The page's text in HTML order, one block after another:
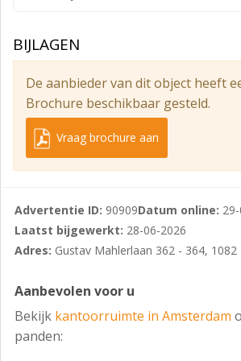
vermeerderen met btw.
Huurtermijn
Minimaal zes (6) jaar huurtermijn.
Duurzaamheid
Het gebouw beschikt over een
UNStudio is onder meer voorzien
- Royale entree met een vrije hoogte
en kelder;
- Stramienmaat van 1,80 m;
BIJLAGEN
De aanbieder van dit object heeft
Brochure beschikbaar gesteld.
Vraag brochure aan
Advertentie ID: 90909Datum online:
Laatst bijgewerkt: 28-06-2026
Adres: Gustav Mahlerlaan 362 - 364,
Aanbevolen voor u
Bekijk kantoorruimte in Amsterdam
panden: